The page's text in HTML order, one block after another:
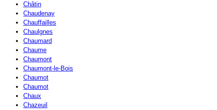
Châtin
Chaudenay
Chauffailles
Chaulgnes
Chaumard
Chaume
Chaumont
Chaumont-le-Bois
Chaumot
Chaumot
Chaux
Chazeuil